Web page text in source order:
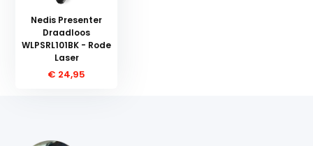
Nedis Presenter
Draadloos
WLPSRL101BK - Rode
Laser
€ 24,95